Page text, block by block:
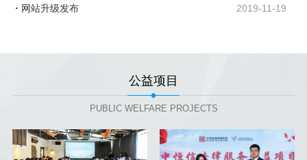
网站升级发布 2019-11-19
公益项目
PUBLIC WELFARE PROJECTS